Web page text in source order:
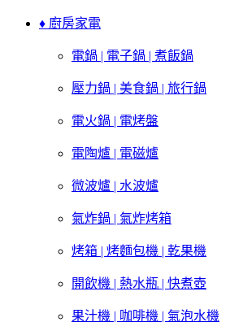
♦ 廚房家電
電鍋 | 電子鍋 | 煮飯鍋
壓力鍋 | 美食鍋 | 旅行鍋
電火鍋 | 電烤盤
電陶爐 | 電磁爐
微波爐 | 水波爐
氣炸鍋 | 氣炸烤箱
烤箱 | 烤麵包機 | 乾果機
開飲機 | 熱水瓶 | 快煮壺
果汁機 | 咖啡機 | 氣泡水機